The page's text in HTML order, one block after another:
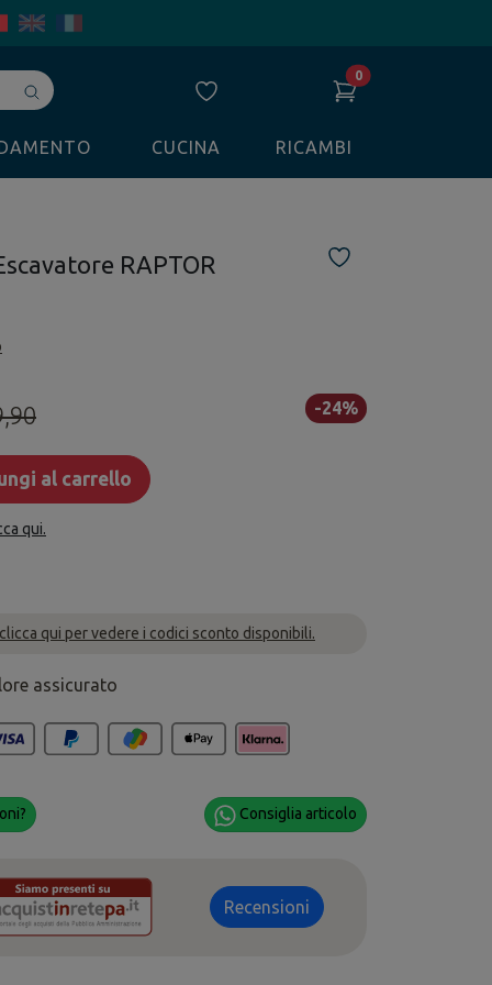
Avvia
ricerca
0
CUCINA RICAMBI
RAPTOR
-24%
al carrello
qui.
qui per vedere i codici sconto disponibili.
assicurato
Consiglia articolo
Recensioni